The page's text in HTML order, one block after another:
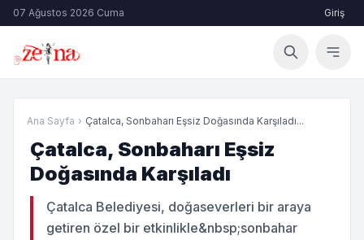
07 Ağustos 2026 Cuma Giriş
Ana Sayfa › Çatalca, Sonbaharı Eşsiz Doğasında Karşıladı...
Çatalca, Sonbaharı Eşsiz
Doğasında Karşıladı
Çatalca Belediyesi, doğaseverleri bir araya
getiren özel bir etkinlikle&nbsp;sonbahar